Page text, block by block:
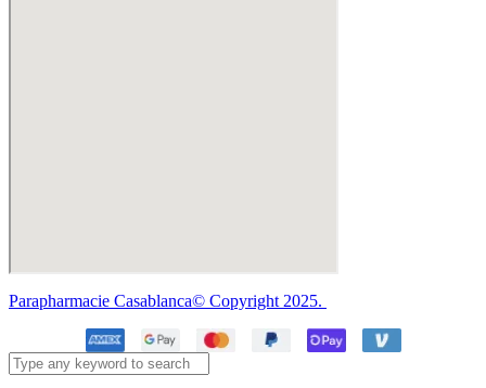
Parapharmacie Casablanca© Copyright 2025.